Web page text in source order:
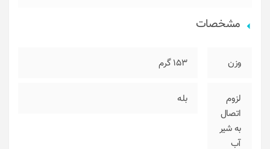
مشخصات
وزن 153 گرم
لزوم
اتصال
به شیر
آب
بله